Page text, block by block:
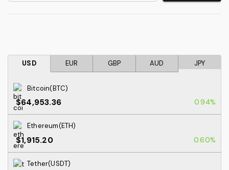
USD EUR GBP AUD JPY
Bitcoin(BTC)
$64,953.36 0.94%
Ethereum(ETH)
$1,915.20 0.60%
Tether(USDT)